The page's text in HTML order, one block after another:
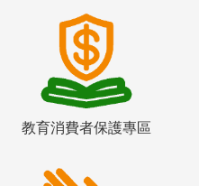
教育消費者保護專區